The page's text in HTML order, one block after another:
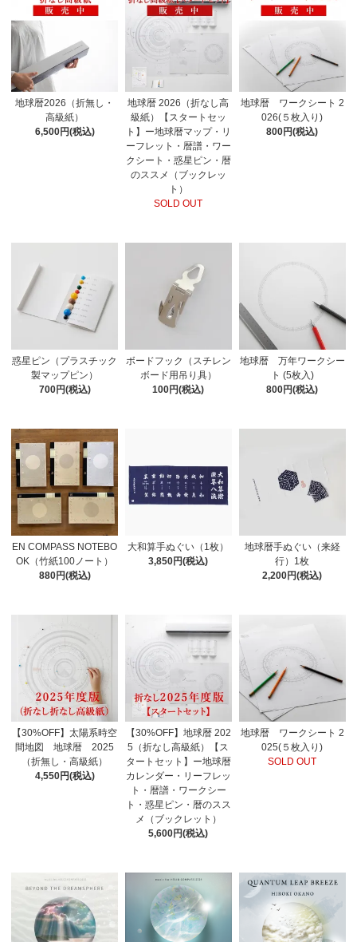
地球暦2026（折無し・
高級紙）
6,500円(税込)
地球暦 2026（折なし高
級紙）【スタートセッ
ト】ー地球暦マップ・リ
ーフレット・暦譜・ワー
クシート・惑星ピン・暦
のススメ（ブックレッ
ト）
SOLD OUT
地球暦 ワークシート 2
026(５枚入り)
800円(税込)
惑星ピン（プラスチック
製マップピン）
700円(税込)
ボードフック（スチレン
ボード用吊り具）
100円(税込)
地球暦 万年ワークシー
ト (5枚入)
800円(税込)
EN COMPASS NOTEBO
OK（竹紙100ノート）
880円(税込)
大和算手ぬぐい（1枚）
3,850円(税込)
地球暦手ぬぐい（来経
行）1枚
2,200円(税込)
【30%OFF】太陽系時空
間地図 地球暦 2025
（折無し・高級紙）
4,550円(税込)
【30%OFF】地球暦 202
5（折なし高級紙）【ス
タートセット】ー地球暦
カレンダー・リーフレッ
ト・暦譜・ワークシー
ト・惑星ピン・暦のスス
メ（ブックレット）
5,600円(税込)
地球暦 ワークシート 2
025(５枚入り)
SOLD OUT